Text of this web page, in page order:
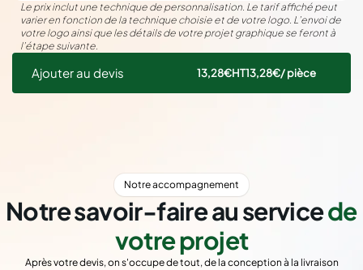
Le prix inclut une technique de personnalisation. Le tarif affiché peut
varier en fonction de la technique choisie et de votre logo. L’envoi de
votre logo ainsi que les détails de votre projet graphique se feront à
l’étape suivante.
Ajouter au devis 13,28€HT13,28€/ pièce
Notre accompagnement
Notre savoir-faire au servicede
votre projet
Après votre devis, on s'occupe de tout, de la conception à la livraison